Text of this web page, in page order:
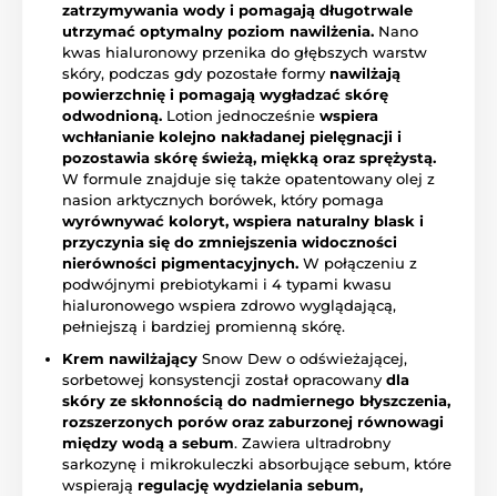
zatrzymywania wody i pomagają długotrwale
utrzymać optymalny poziom nawilżenia. Nano
kwas hialuronowy przenika do głębszych warstw
skóry, podczas gdy pozostałe formy nawilżają
powierzchnię i pomagają wygładzać skórę
odwodnioną. Lotion jednocześnie wspiera
wchłanianie kolejno nakładanej pielęgnacji i
pozostawia skórę świeżą, miękką oraz sprężystą.
W formule znajduje się także opatentowany olej z
nasion arktycznych borówek, który pomaga
wyrównywać koloryt, wspiera naturalny blask i
przyczynia się do zmniejszenia widoczności
nierówności pigmentacyjnych. W połączeniu z
podwójnymi prebiotykami i 4 typami kwasu
hialuronowego wspiera zdrowo wyglądającą,
pełniejszą i bardziej promienną skórę.
Krem nawilżający Snow Dew o odświeżającej,
sorbetowej konsystencji został opracowany dla
skóry ze skłonnością do nadmiernego błyszczenia,
rozszerzonych porów oraz zaburzonej równowagi
między wodą a sebum. Zawiera ultradrobny
sarkozynę i mikrokuleczki absorbujące sebum, które
wspierają regulację wydzielania sebum,